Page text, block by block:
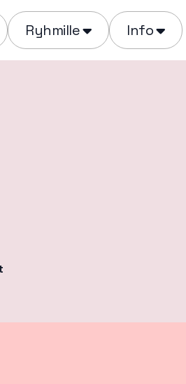
Ryhmille Info